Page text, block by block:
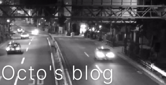
Octo's blog